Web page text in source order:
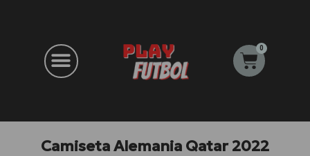
0
Carrito
Camiseta Alemania Qatar 2022